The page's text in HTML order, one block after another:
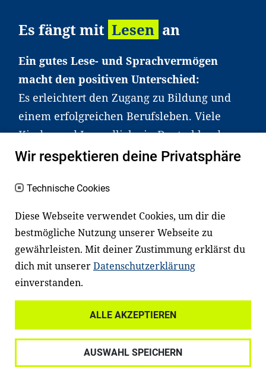
Es fängt mit Lesen an
Ein gutes Lese- und Sprachvermögen
macht den positiven Unterschied:
Es erleichtert den Zugang zu Bildung und
einem erfolgreichen Berufsleben. Viele
Kinder und Jugendliche in Deutschland
haben aber große Schwierigkeiten dabei.
an Familien sowie an Erzieher*innen,
Lehrer*innen und andere
Fachexpert*innen. Dafür arbeiten wir eng
mit Ministerien, wissenschaftlichen
Einrichtungen, Verbänden, Unternehmen
und anderen Stiftungen zusammen.
Datenschutz
Wir respektieren deine Privatsphäre
Technische Cookies
Diese Webseite verwendet Cookies, um dir die
bestmögliche Nutzung unserer Webseite zu
gewährleisten. Mit deiner Zustimmung erklärst du
dich mit unsererDatenschutzerklärung
einverstanden.
ALLE AKZEPTIEREN
AUSWAHL SPEICHERN